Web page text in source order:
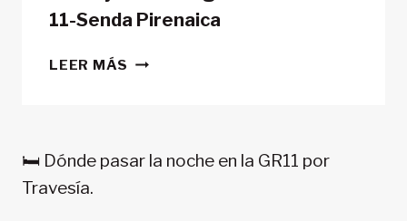
11-Senda Pirenaica
LEER MÁS CONSEJOS
11-
🛏️ Dónde pasar la noche en la GR11 por
Travesía.